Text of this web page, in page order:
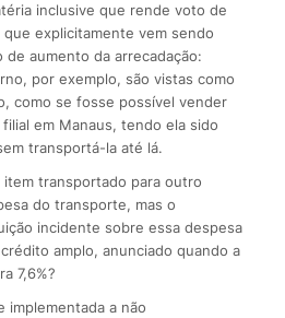
inclusive que rende voto de
explicitamente vem sendo
aumento da arrecadação:
por exemplo, são vistas como
como se fosse possível vender
em Manaus, tendo ela sido
transportá-la até lá.
transportado para outro
do transporte, mas o
incidente sobre essa despesa
amplo, anunciado quando a
7,6%?
implementada a não